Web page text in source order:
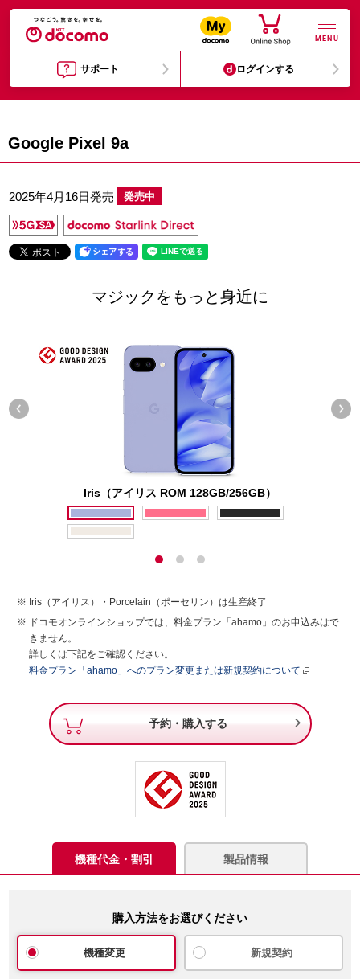
MENU
サポート ログインする
Google Pixel 9a
2025年4月16日発売 発売中
マジックをもっと身近に
Iris（アイリス ROM 128GB/256GB）
Iris（アイリス）・Porcelain（ポーセリン）は生産終了
ドコモオンラインショップでは、料金プラン「ahamo」のお申込みはで
きません。
詳しくは下記をご確認ください。
料金プラン「ahamo」へのプラン変更または新規契約について
予約・購入する 
機種代金・割引 製品情報
購入方法をお選びください
機種変更 新規契約